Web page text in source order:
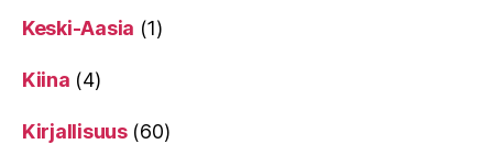
Keski-Aasia (1)
Kiina (4)
Kirjallisuus(60)